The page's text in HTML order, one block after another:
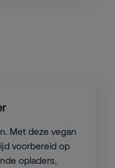
Met deze vegan
voorbereid op
opladers,